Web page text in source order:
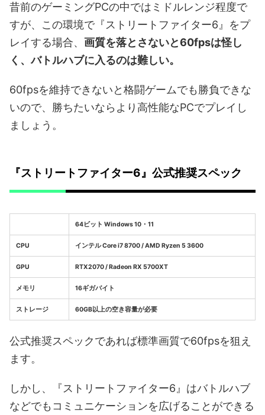
昔前のゲーミングPCの中ではミドルレンジ程度で
すが、この環境で『ストリートファイター6』をプ
レイする場合、 画質を落とさないと60fpsは怪し
く、バトルハブに入るのは難しい。
60fpsを維持できないと格闘ゲームでも勝負できな
いので、勝ちたいならより高性能なPCでプレイし
ましょう。
『ストリートファイター6』公式推奨スペック
64ビット Windows 10・11
CPU インテル Core i7 8700 / AMD Ryzen 5 3600
GPU RTX2070 / Radeon RX 5700XT
メモリ 16ギガバイト
ストレージ 60GB以上の空き容量が必要
公式推奨スペックであれば標準画質で60fpsを狙え
ます。
しかし、『ストリートファイター6』はバトルハブ
などでもコミュニケーションを広げることができる